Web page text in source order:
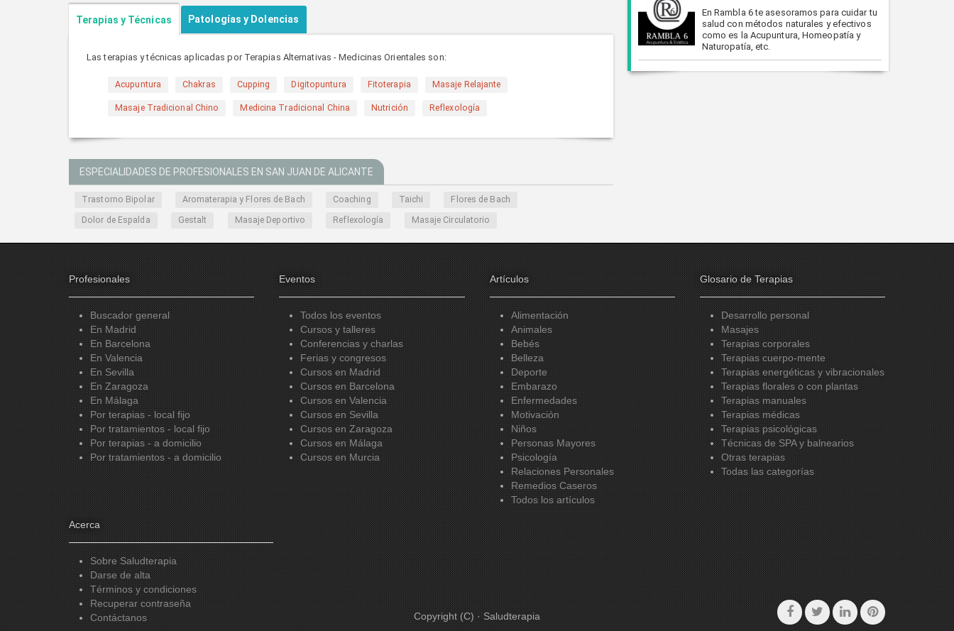
Terapias y Técnicas Patologías y Dolencias
Las terapias y técnicas aplicadas por Terapias Alternativas - Medicinas Orientales son:
Acupuntura Chakras Cupping Digitopuntura Fitoterapia Masaje Relajante
Masaje Tradicional Chino Medicina Tradicional China Nutrición Reflexología
En Rambla 6 te asesoramos para cuidar tu
salud con métodos naturales y efectivos
como es la Acupuntura, Homeopatía y
Naturopatía, etc.
ESPECIALIDADES DE PROFESIONALES EN SAN JUAN DE ALICANTE
Trastorno Bipolar Aromaterapia y Flores de Bach Coaching Taichi Flores de Bach
Dolor de Espalda Gestalt Masaje Deportivo Reflexología Masaje Circulatorio
Profesionales
Buscador general
En Madrid
En Barcelona
En Valencia
En Sevilla
En Zaragoza
En Málaga
Por terapias - local fijo
Por tratamientos - local fijo
Por terapias - a domicilio
Por tratamientos - a domicilio
Eventos
Todos los eventos
Cursos y talleres
Conferencias y charlas
Ferias y congresos
Cursos en Madrid
Cursos en Barcelona
Cursos en Valencia
Cursos en Sevilla
Cursos en Zaragoza
Cursos en Málaga
Cursos en Murcia
Artículos
Alimentación
Animales
Bebés
Belleza
Deporte
Embarazo
Enfermedades
Motivación
Niños
Personas Mayores
Psicología
Relaciones Personales
Remedios Caseros
Todos los artículos
Glosario de Terapias
Desarrollo personal
Masajes
Terapias corporales
Terapias cuerpo-mente
Terapias energéticas y vibracionales
Terapias florales o con plantas
Terapias manuales
Terapias médicas
Terapias psicológicas
Técnicas de SPA y balnearios
Otras terapias
Todas las categorías
Acerca
Sobre Saludterapia
Darse de alta
Términos y condiciones
Recuperar contraseña
Contáctanos
Copyright (C) · Saludterapia